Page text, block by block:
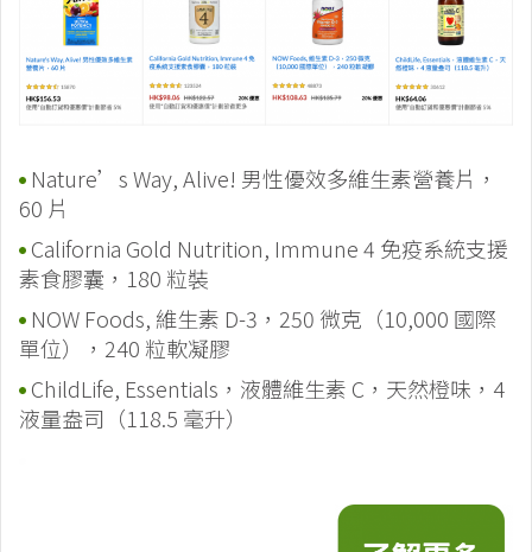
Nature’s Way, Alive! 男性優效多維生素營養片，
60 片
California Gold Nutrition, Immune 4 免疫系統支援
素食膠囊，180 粒裝
NOW Foods, 維生素 D-3，250 微克（10,000 國際
單位），240 粒軟凝膠
ChildLife, Essentials，液體維生素 C，天然橙味，4
液量盎司（118.5 毫升）